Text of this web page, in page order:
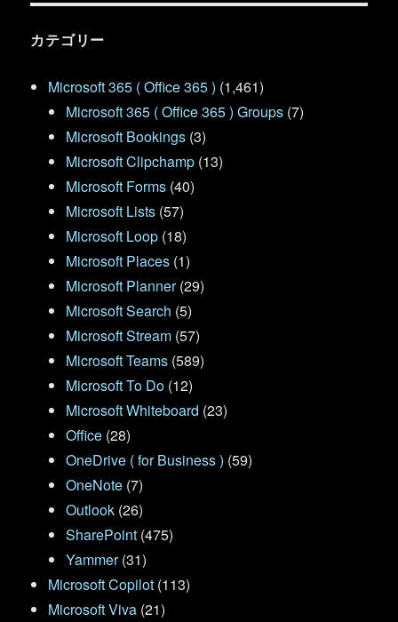
カテゴリー
Microsoft 365 ( Office 365 ) (1,461)
Microsoft 365 ( Office 365 ) Groups (7)
Microsoft Bookings (3)
Microsoft Clipchamp (13)
Microsoft Forms (40)
Microsoft Lists (57)
Microsoft Loop (18)
Microsoft Places (1)
Microsoft Planner(29)
Microsoft Search (5)
Microsoft Stream (57)
Microsoft Teams (589)
Microsoft To Do (12)
Microsoft Whiteboard (23)
Office (28)
OneDrive ( for Business ) (59)
OneNote (7)
Outlook (26)
SharePoint (475)
Yammer(31)
Microsoft Copilot (113)
Microsoft Viva (21)